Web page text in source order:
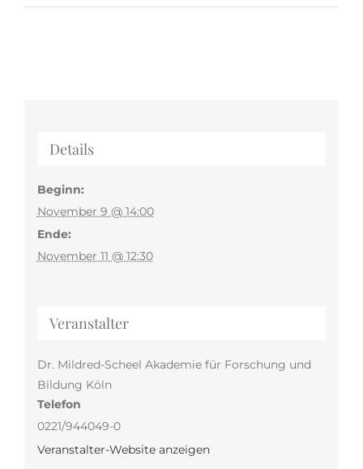
Details
Beginn:
November 9 @ 14:00
Ende:
November 11 @ 12:30
Veranstalter
Dr. Mildred-Scheel Akademie für Forschung und
Bildung Köln
Telefon
0221/944049-0
Veranstalter-Website anzeigen